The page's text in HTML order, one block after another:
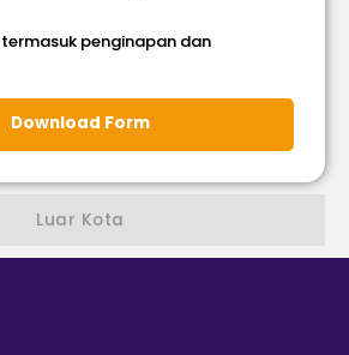
Luar Kota
penginapan dan
Download Form